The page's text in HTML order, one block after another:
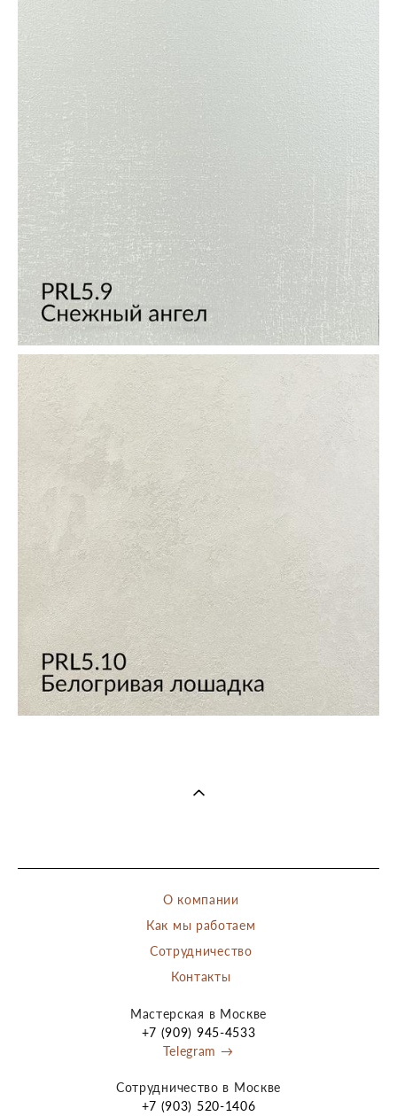
О компании
Как мы работаем
Сотрудничество
Контакты
Мастерская в Москве
+7 (909) 945-4533
Telegram →
Сотрудничество в Москве
+7 (903) 520-1406